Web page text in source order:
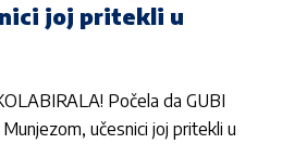
joj pritekli u
Počela da GUBI
učesnici joj pritekli u